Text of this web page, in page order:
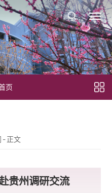
页
-正文
贵州调研交流